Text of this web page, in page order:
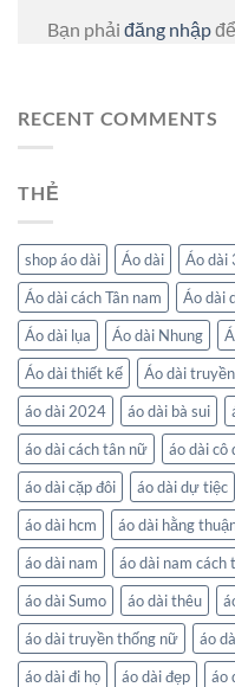
Bạn phải đăng nhập
RECENT COMMENTS
THẺ
shop áo dài Áo dài Áo dài
Áo dài cách Tân nam
Áo dài
Áo dài lụa
Áo dài Nhung
Áo dài thiết kế
Áo dài
áo dài 2024
áo dài bà sui
áo dài cách tân nữ
áo dài cô
áo dài cặp đôi
áo dài dự tiệc
áo dài hcm
áo dài hằng
áo dài nam
áo dài nam cách
áo dài Sumo
áo dài thêu
áo dài truyền thống nữ
áo
áo dài đi họ
áo dài đẹp áo